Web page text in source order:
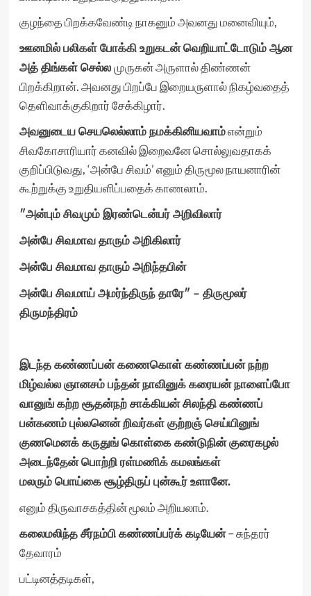
குழந்தை பிறக்கவேண்டி நாகனும் அவனது மனைவியும்,
ஊனமில் பலிகள் போக்கி உறுகடன் வெறியாட்டோடும் ஆன
அத் திங்கள் செல்ல முருகன் அருளால் திண்ணன்
பிறக்கிறான். அவனது பிறப்பே இறையருளால் நிகழ்வதைத்
தெளிவாக்குகிறார் சேக்கிழார்.
அவனுடைய செயலெல்லாம் நமக்கினியவாம்என்றும்
சிவகோசாரியார் கனவில் இறைவனே சொல்லுவதாகக்
குறிப்பிடுவது, ‘அன்பே சிவம்’ எனும் திருமூல நாயனாரின்
கூற்றுக்கு உறுதியளிப்பதைக் காணலாம்.
″அன்பும் சிவமும் இரண்டென்பர் அறிவிலார்
அன்பே சிவமாவ தாரும் அறிகிலார்
அன்பே சிவமாவ தாரும் அறிந்தபின்
அன்பே சிவமாய் அமர்ந்திருந் தாரே″ – திருமூலர்
திருமந்திரம்
இடந்த கண்ணப்பன் கணைகொள் கண்ணப்பன் நற்ற
மிழ்வல்ல ஞானசம் பந்தன் நாவினுக் கரையன் நாளைப்போ
வானுங் கற்ற சூதன்நற் சாக்கியன் சிலந்தி கண்ணப்
பன்கணம் புல்லனென் றிவர்கள் குற்றஞ் செய்யினுங்
குணமெனக் கருதுங் கொள்கை கண்டுநின் குரைகழல்
அடைந்தேன் பொற்றி ரள்மணிக் கமலங்கள்
மலரும் பொய்கை சூழ்திருப் புன்கூர் உளானே.
எனும் திருவாசகத்தின் மூலம் அறியலாம்.
கலைமலிந்த சீர்நம்பி கண்ணப்பர்க் கடியேன்– சுந்தரர்
தேவாரம்
பட்டினத்தடிகள்,